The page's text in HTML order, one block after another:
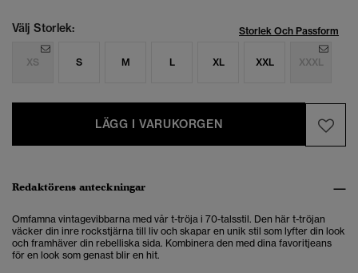
Välj Storlek: Storlek Och Passform
XS S M L XL XXL XXXL
LÄGG I VARUKORGEN
Redaktörens anteckningar
Omfamna vintagevibbarna med vår t-tröja i 70-talsstil. Den här t-tröjan
väcker din inre rockstjärna till liv och skapar en unik stil som lyfter din look
och framhäver din rebelliska sida. Kombinera den med dina favoritjeans
för en look som genast blir en hit.